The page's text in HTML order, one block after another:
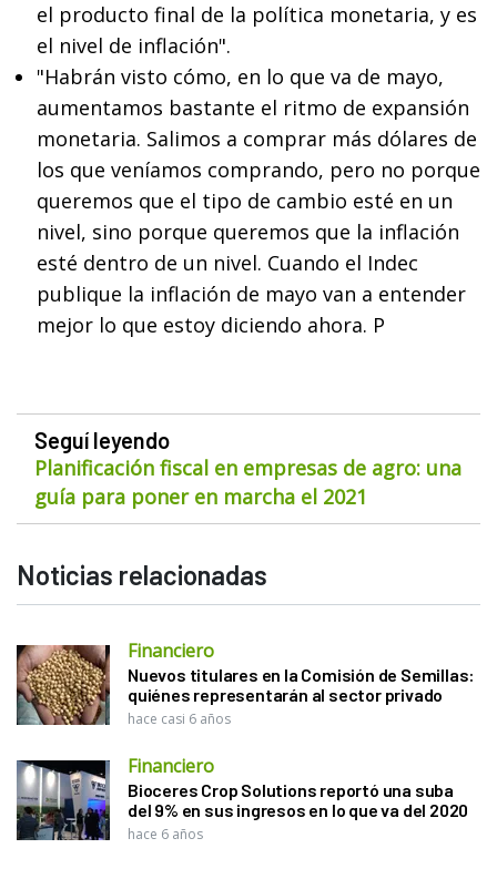
el producto final de la política monetaria, y es
el nivel de inflación".
"Habrán visto cómo, en lo que va de mayo,
aumentamos bastante el ritmo de expansión
monetaria. Salimos a comprar más dólares de
los que veníamos comprando, pero no porque
queremos que el tipo de cambio esté en un
nivel, sino porque queremos que la inflación
esté dentro de un nivel. Cuando el Indec
publique la inflación de mayo van a entender
mejor lo que estoy diciendo ahora. P
Seguí leyendo
Planificación fiscal en empresas de agro: una
guía para poner en marcha el 2021
Noticias relacionadas
Financiero
Nuevos titulares en la Comisión de Semillas:
quiénes representarán al sector privado
hace casi 6 años
Financiero
Bioceres Crop Solutions reportó una suba
del 9% en sus ingresos en lo que va del 2020
hace 6 años